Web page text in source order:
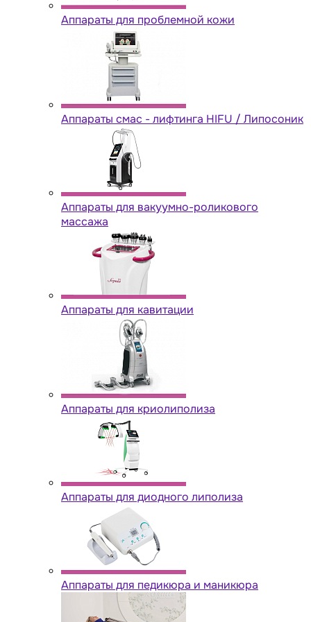
Аппараты для проблемной кожи
Аппараты cмас - лифтинга HIFU / Липосоник
Аппараты для вакуумно-роликового
массажа
Аппараты для кавитации
Аппараты для криолиполиза
Аппараты для диодного липолиза
Аппараты для педикюра и маникюра